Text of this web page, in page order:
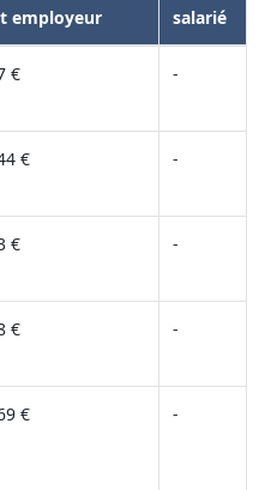
employeur
salarié
€ -
€ -
€ -
€ -
€ -